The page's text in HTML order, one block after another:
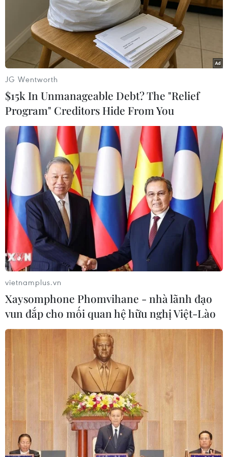
#Kinh tế Mỹ #Lạm phát
#Thất nghiệp
#Người tiêu dùng Mỹ
#Doanh thu bán lẻ
#Giá cả tăng phi mã
#mua sắm trực tiếp
Theo dõi VietnamPlus
TIN LIÊN QUAN
JG Wentworth
$15k In Unmanageable Debt? The "Relief
Program" Creditors Hide From You
vietnamplus.vn
Xaysomphone Phomvihane - nhà lãnh đạo
vun đắp cho mối quan hệ hữu nghị Việt-Lào